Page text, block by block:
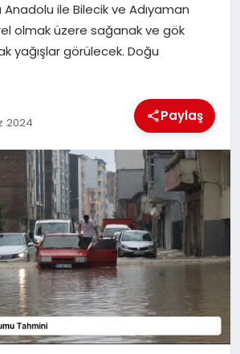
ile Bilecik ve Adıyaman
olmak üzere sağanak ve gök
yağışlar görülecek. Doğu
2024 Paylaş